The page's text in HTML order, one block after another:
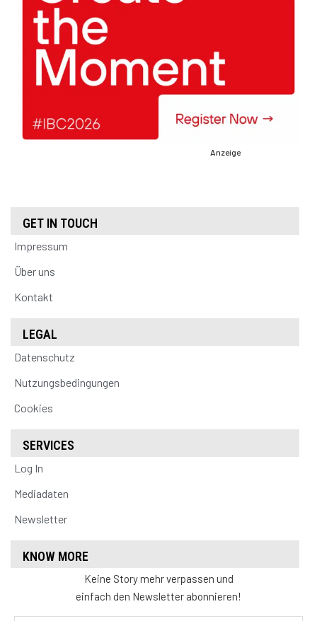
Anzeige
GET IN TOUCH
Impressum
Über uns
Kontakt
LEGAL
Datenschutz
Nutzungsbedingungen
Cookies
SERVICES
Log In
Mediadaten
Newsletter
KNOW MORE
Keine Story mehr verpassen und
einfach den Newsletter abonnieren!